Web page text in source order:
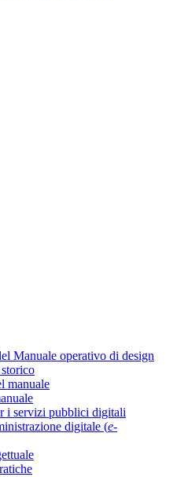
Manuale operativo di design
manuale
i servizi pubblici digitali
digitale (e-